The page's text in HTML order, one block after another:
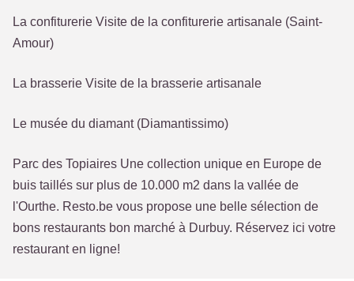
La confiturerie Visite de la confiturerie artisanale (Saint-
Amour)
La brasserie Visite de la brasserie artisanale
Le musée du diamant (Diamantissimo)
Parc des Topiaires Une collection unique en Europe de
buis taillés sur plus de 10.000 m2 dans la vallée de
l'Ourthe. Resto.be vous propose une belle sélection de
bons restaurants bon marché à Durbuy. Réservez ici votre
restaurant en ligne!